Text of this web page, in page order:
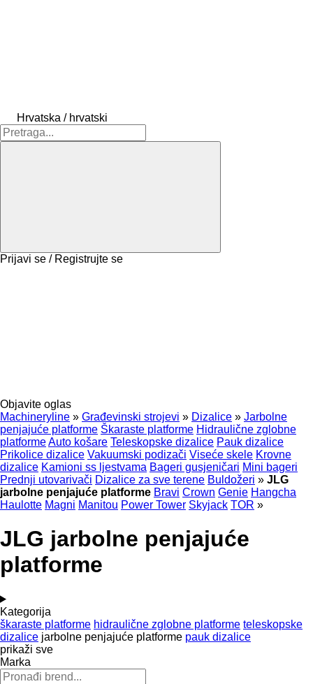
Hrvatska / hrvatski
Prijavi se / Registrujte se
Objavite oglas
Machineryline » Građevinski strojevi » Dizalice » Jarbolne
penjajuće platforme Škaraste platforme Hidraulične zglobne
platformeAuto košare Teleskopske dizalice Pauk dizalice
Prikolice dizalice Vakuumski podizači Viseće skele Krovne
dizalice Kamioni ss ljestvama Bageri gusjeničari Mini bageri
Prednji utovarivači Dizalice za sve terene Buldožeri » JLG
jarbolne penjajuće platforme Bravi Crown Genie Hangcha
Haulotte Magni Manitou Power Tower Skyjack TOR »
JLG jarbolne penjajuće
platforme
Kategorija
škaraste platforme hidraulične zglobne platforme teleskopske
dizalice jarbolne penjajuće platforme pauk dizalice
prikaži sve
Marka